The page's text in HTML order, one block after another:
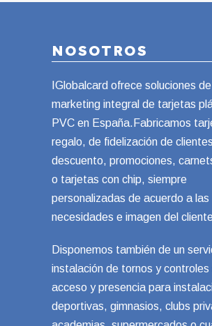
NOSOTROS
IGlobalcard ofrece soluciones de
marketing integral de tarjetas
PVC en España.Fabricamos
regalo, de fidelización de
descuento, promociones,
o tarjetas con chip, siempre
personalizadas de acuerdo a las
necesidades e imagen del
Disponemos también de un
instalación de tornos y controles
acceso y presencia para
deportivas, gimnasios, clubs